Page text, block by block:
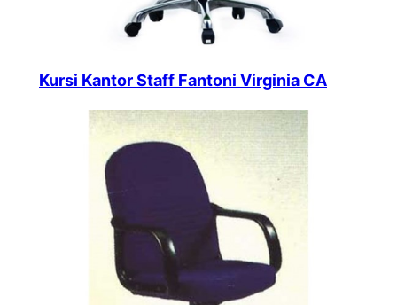
Kursi Kantor Staff Fantoni Virginia CA